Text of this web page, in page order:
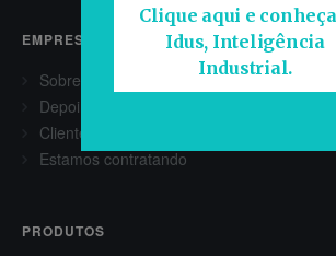
EMPRESA
Sobre
Depoimentos
Clientes
Estamos contratando
PRODUTOS
Clique aqui e
Idus, Inteligência
Industrial.